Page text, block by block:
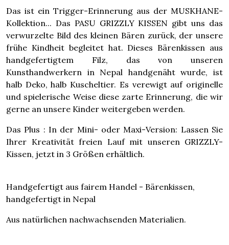
Das ist ein Trigger-Erinnerung aus der MUSKHANE-
Kollektion... Das PASU GRIZZLY KISSEN gibt uns das
verwurzelte Bild des kleinen Bären zurück, der unsere
frühe Kindheit begleitet hat. Dieses Bärenkissen aus
handgefertigtem Filz, das von unseren
Kunsthandwerkern in Nepal handgenäht wurde, ist
halb Deko, halb Kuscheltier. Es verewigt auf originelle
und spielerische Weise diese zarte Erinnerung, die wir
gerne an unsere Kinder weitergeben werden.
Das Plus : In der Mini- oder Maxi-Version: Lassen Sie
Ihrer Kreativität freien Lauf mit unseren GRIZZLY-
Kissen, jetzt in 3 Größen erhältlich.
Handgefertigt aus fairem Handel - Bärenkissen,
handgefertigt in Nepal
Aus natürlichen nachwachsenden Materialien.